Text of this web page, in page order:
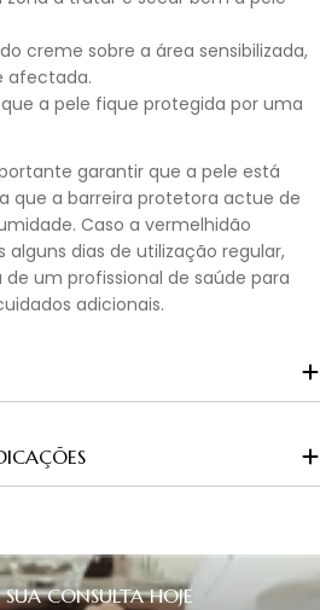
creme sobre a área sensibilizada,
afectada.
a pele fique protegida por uma
garantir que a pele está
que a barreira protetora actue de
Caso a vermelhidão
alguns dias de utilização regular,
um profissional de saúde para
adicionais.
CONSULTA HOJE